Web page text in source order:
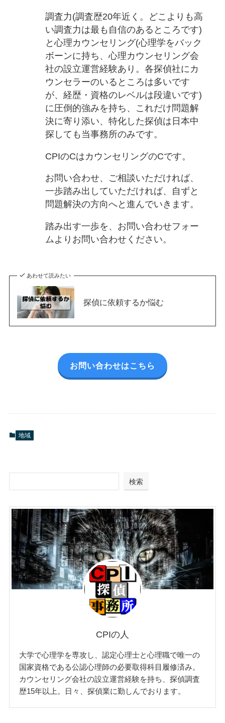
調査力(調査歴20年近く。どこよりも高
い調査力は最も自信のあるところです)
と心理カウンセリング(心理学をバック
ボーンに持ち、心理カウンセリング会
社の設立運営経験あり。各探偵社にカ
ウンセラーのいるところは多いです
が、経歴・資格のレベルは段違いです)
に圧倒的強みを持ち、これだけ問題解
決に寄り添い、特化した探偵は日本中
探しても当事務所のみです。
CPIのCはカウンセリングのCです。
お問い合わせ、ご相談いただければ、
一歩踏み出していただければ、自ずと
問題解決の方向へと進んでいきます。
踏み出す一歩を、お問い合わせフォー
ムよりお問い合わせください。
あわせて読みたい
探偵に依頼するか悩む
お問い合わせはこちら
地域
検索
CPIの人
大学で心理学を専攻し、認定心理士と心理職で唯一の
国家資格である公認心理師の必要取得科目履修済み。
カウンセリング会社の設立運営経験を持ち、探偵調査
歴15年以上。日々、探偵業に勤しんでおります。